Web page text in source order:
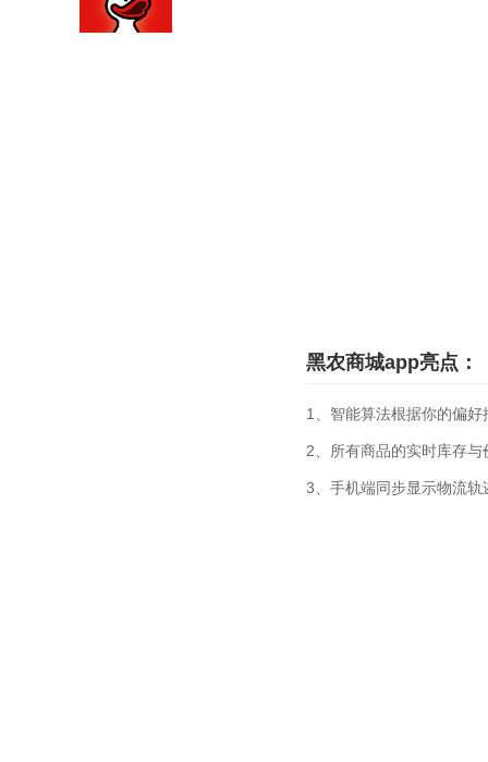
黑农商城app亮点：
1、智能算法根据你的偏
2、所有商品的实时库存
3、手机端同步显示物流